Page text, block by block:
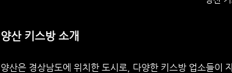
양산 키스방 소개
양산은 경상남도에 위치한 도시로, 다양한 키스방 업소들이